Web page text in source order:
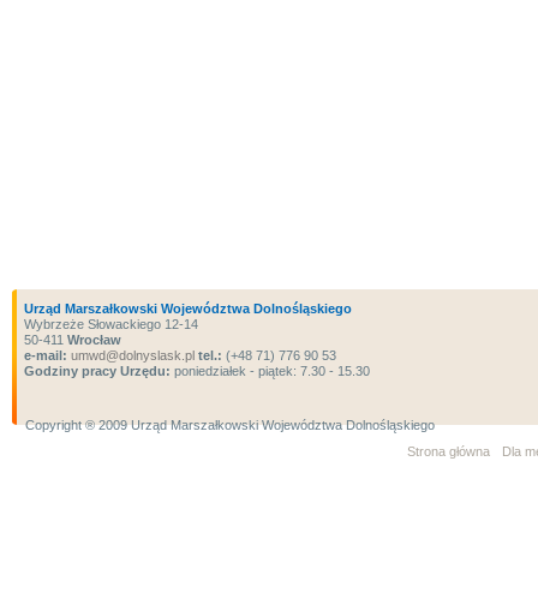
Urząd Marszałkowski Województwa Dolnośląskiego
Wybrzeże Słowackiego 12-14
50-411 Wrocław
e-mail: umwd@dolnyslask.pl tel.: (+48 71) 776 90 53
Godziny pracy Urzędu: poniedziałek - piątek: 7.30 - 15.30
Copyright ® 2009 Urząd Marszałkowski Województwa Dolnośląskiego
Strona główna
Dla